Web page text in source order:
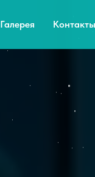
Галерея Контакты